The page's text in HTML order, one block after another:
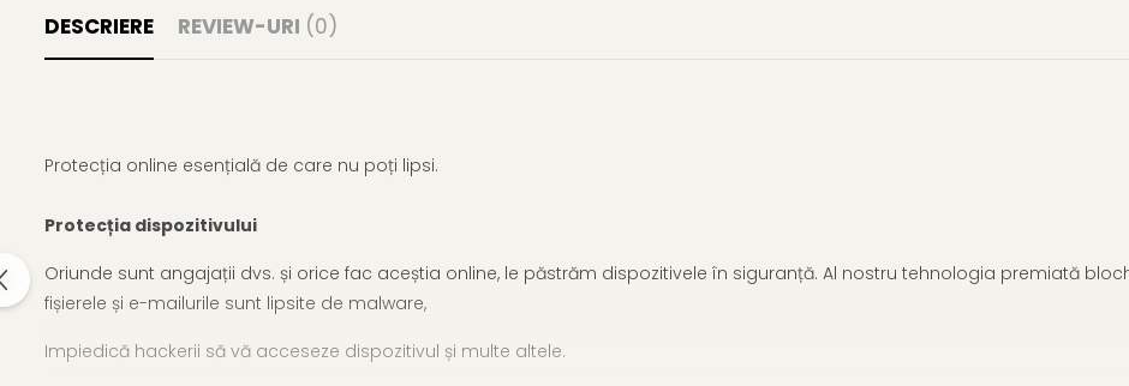
DESCRIERE REVIEW-URI (0)
Protecția online esențială de care nu poți lipsi.
Protecția dispozitivului
Oriunde sunt angajații dvs. și orice fac aceștia online, le păstrăm dispozitivele în siguranță. Al nostru tehnologia premiată
fișierele și e-mailurile sunt lipsite de malware,
Impiedică hackerii să vă acceseze dispozitivul și multe altele.